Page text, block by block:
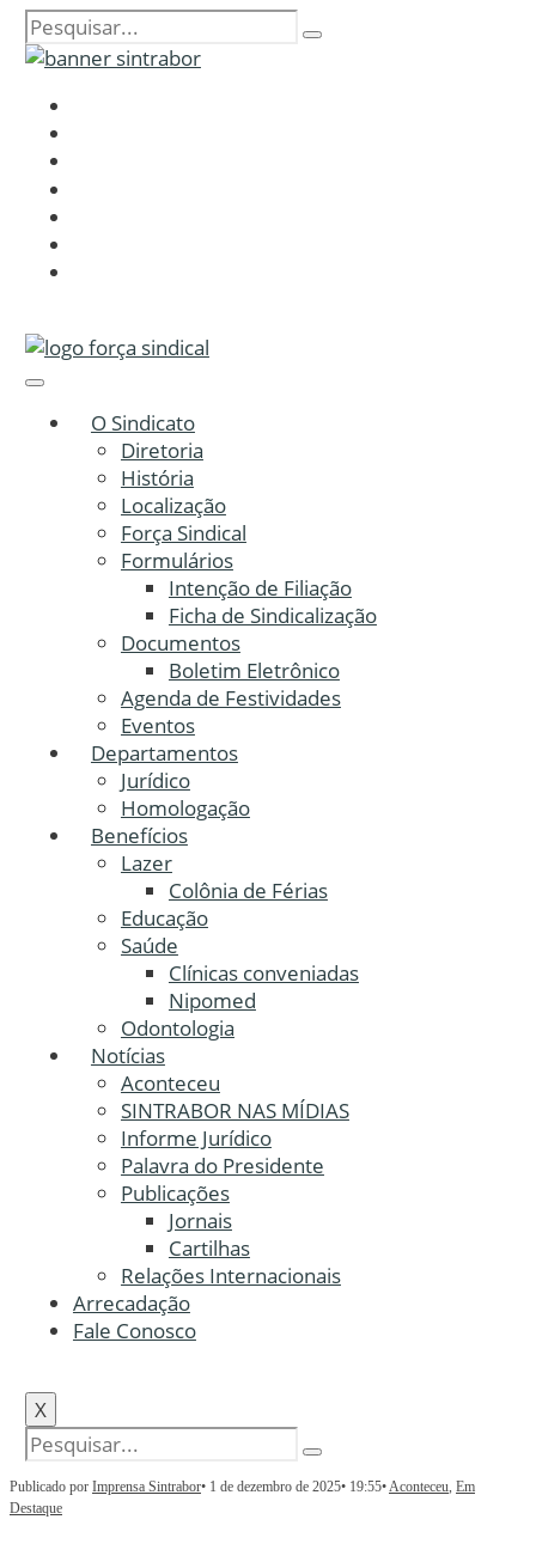
O Sindicato
Diretoria
História
Localização
Força Sindical
Formulários
Intenção de Filiação
Ficha de Sindicalização
Documentos
Boletim Eletrônico
Agenda de Festividades
Eventos
Departamentos
Jurídico
Homologação
Benefícios
Lazer
Colônia de Férias
Educação
Saúde
Clínicas conveniadas
Nipomed
Odontologia
Notícias
Aconteceu
SINTRABOR NAS MÍDIAS
Informe Jurídico
Palavra do Presidente
Publicações
Jornais
Cartilhas
Relações Internacionais
Arrecadação
Fale Conosco
X
Publicado por Imprensa Sintrabor• 1 de dezembro de 2025• 19:55•Aconteceu, Em
Destaque